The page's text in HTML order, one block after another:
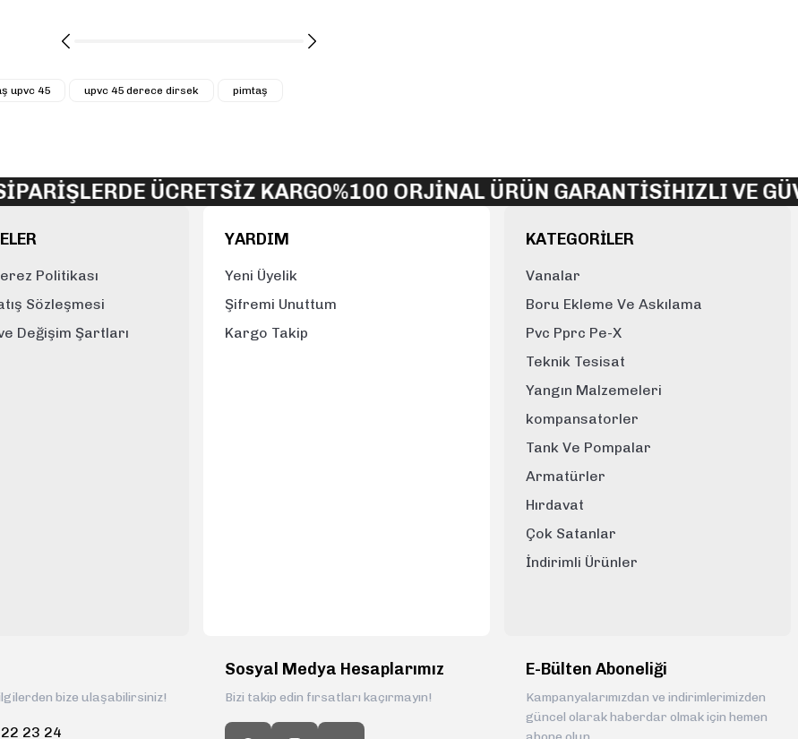
Gönder
upvc 45 upvc 45 derece dirsek pimtaş
ÜCRETSİZ KARGO%100 ORJİNAL ÜRÜN GARANTİSİHIZLI VE
Politikası
Sözleşmesi
Değişim Şartları
YARDIM
Yeni Üyelik
Şifremi Unuttum
Kargo Takip
KATEGORİLER
Vanalar
Boru Ekleme Ve Askılama
Pvc Pprc Pe-X
Teknik Tesisat
Yangın Malzemeleri
kompansatorler
Tank Ve Pompalar
Armatürler
Hırdavat
Çok Satanlar
İndirimli Ürünler
bize ulaşabilirsiniz!
23 24
Sosyal Medya Hesaplarımız
Bizi takip edin fırsatları kaçırmayın!
E-Bülten Aboneliği
Kampanyalarımızdan ve indirimlerimizden
güncel olarak haberdar olmak için hemen